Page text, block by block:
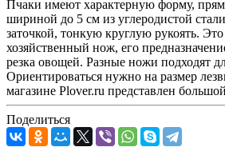
Пчаки имеют характерную форму,
шириной до 5 см из углеродистой
заточкой, тонкую круглую рукоять.
хозяйственный нож, его
резка овощей. Разные ножи подходят
Ориентироваться нужно на размер
магазине Plover.ru представлен
Поделиться